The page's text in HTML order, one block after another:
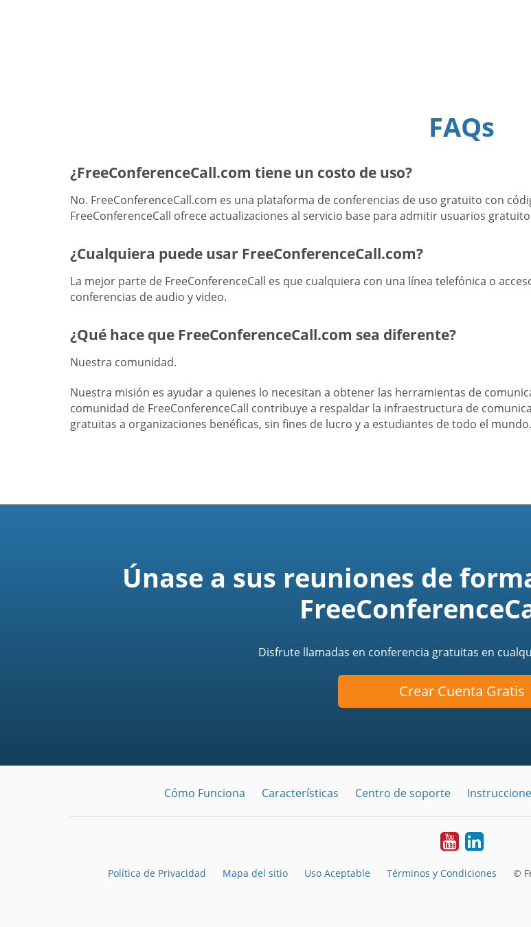
FAQs
¿FreeConferenceCall.com tiene un costo de uso?
No. FreeConferenceCall.com es una plataforma de conferencias de uso gratuito con
FreeConferenceCall ofrece actualizaciones al servicio base para admitir usuarios
¿Cualquiera puede usar FreeConferenceCall.com?
La mejor parte de FreeConferenceCall es que cualquiera con una línea telefónica o
conferencias de audio y video.
¿Qué hace que FreeConferenceCall.com sea diferente?
Nuestra comunidad.
Nuestra misión es ayudar a quienes lo necesitan a obtener las herramientas de
comunidad de FreeConferenceCall contribuye a respaldar la infraestructura de
gratuitas a organizaciones benéficas, sin fines de lucro y a estudiantes de todo el mundo.
Únase a sus reuniones de
Disfrute llamadas en conferencia gratuitas en
Crear Cuenta Gratis
Cómo Funciona Características Centro de soporte
YouTubeLinkedIn
Política de Privacidad Mapa del sitio Uso Aceptable Términos y Condiciones ©